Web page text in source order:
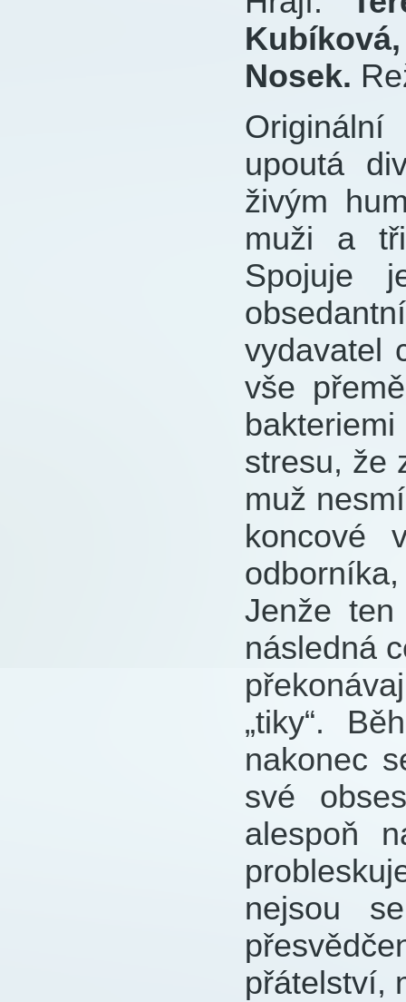
Nosek.
upoutá
živým
muži a
Spojuje
vydavatel
vše
stresu, že
muž
koncové
Jenže
následná
„tiky“.
nakonec
své
alespoň
nejsou
přátelství,